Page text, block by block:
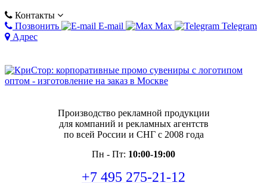
Контакты
Позвонить
E-mail Max
Telegram
Адрес
Производство рекламной продукции
для компаний и рекламных агентств
по всей России и СНГ с 2008 года
Пн - Пт: 10:00-19:00
+7 495 275-21-12